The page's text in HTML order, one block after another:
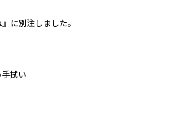
に別注しました。
拭い